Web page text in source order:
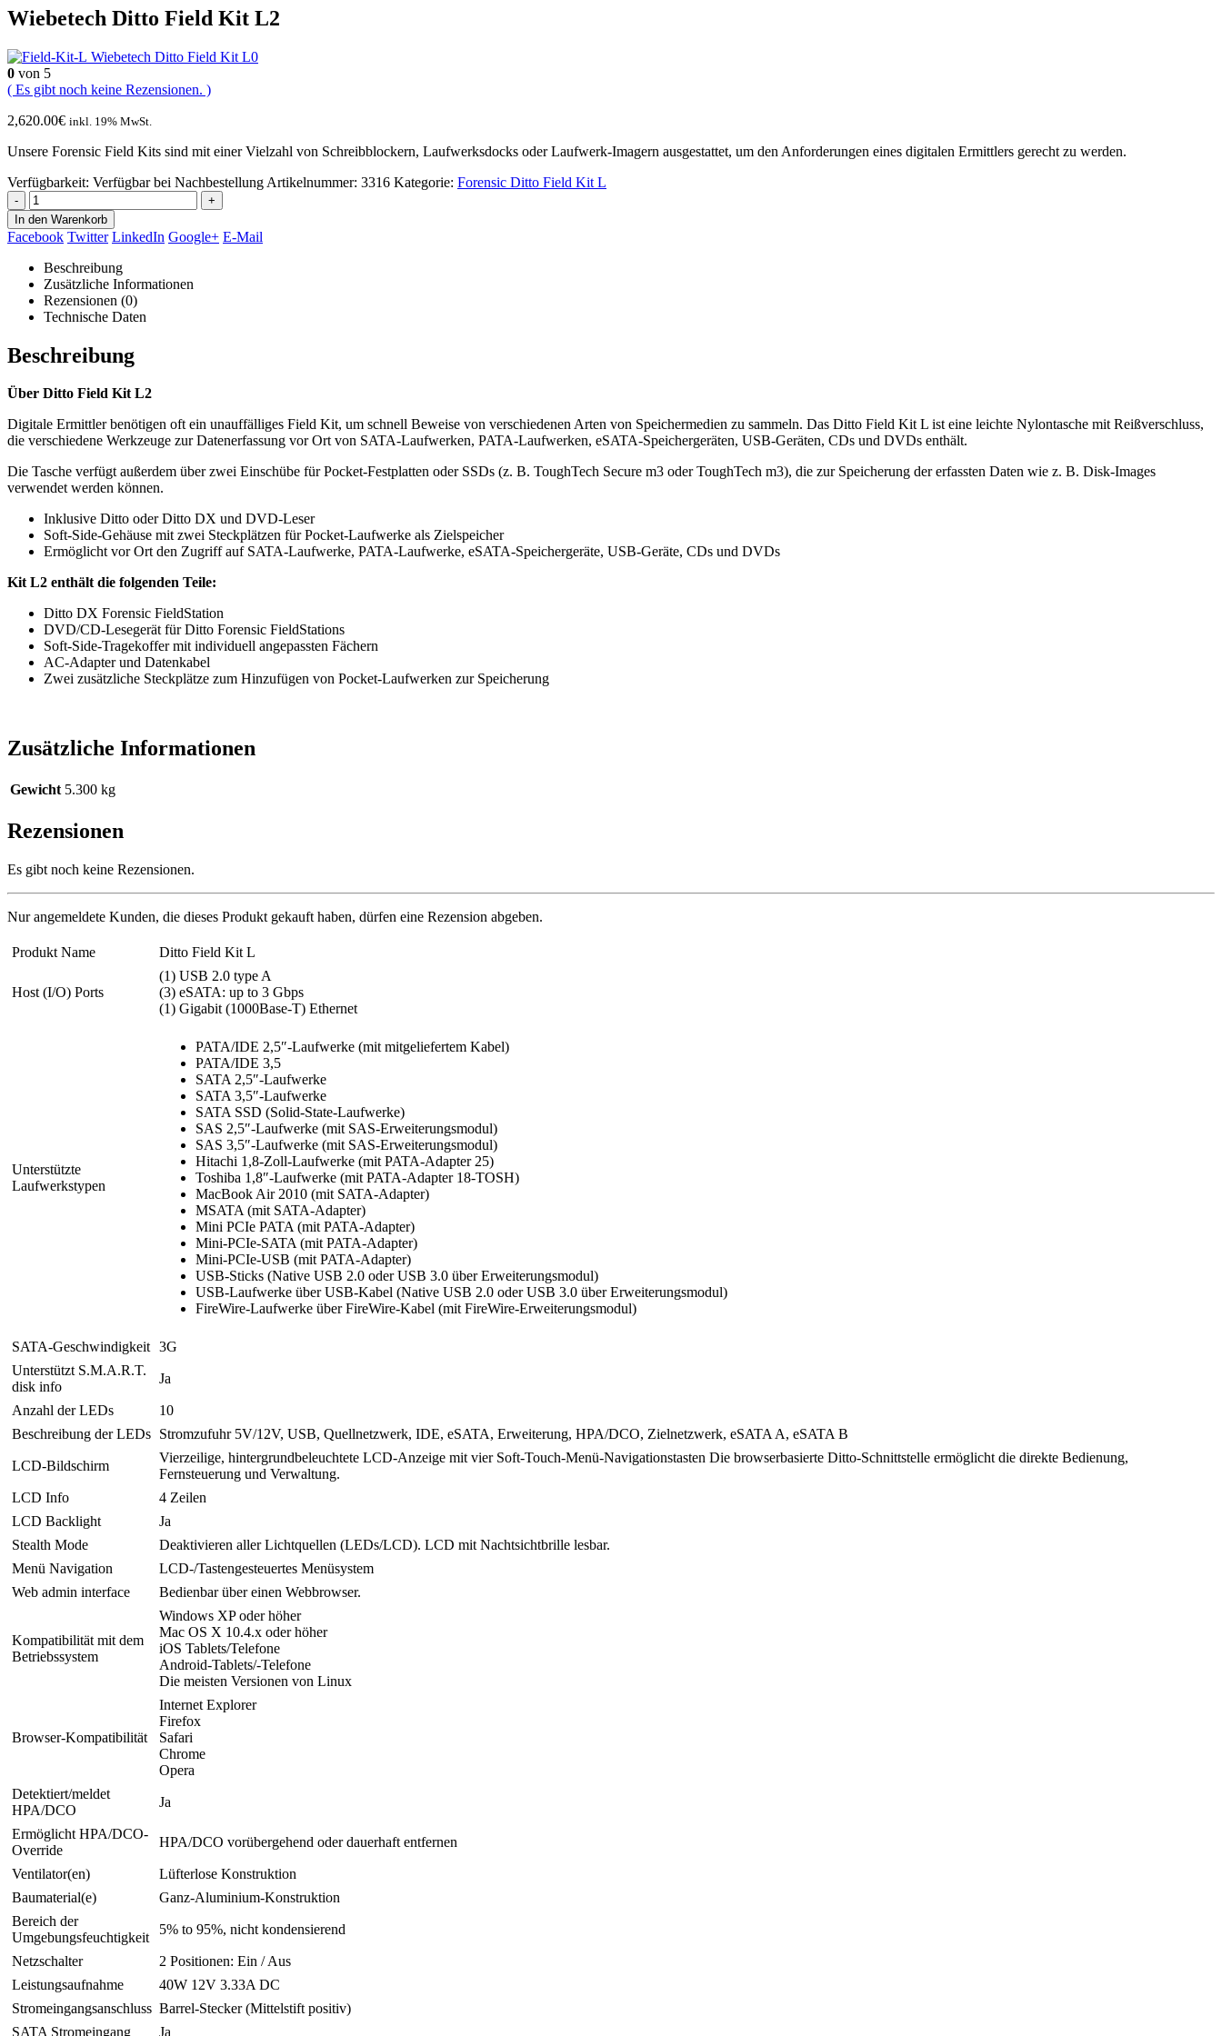
Wiebetech Ditto Field Kit L2
Wiebetech Ditto Field Kit L0
0 von 5
( Es gibt noch keine Rezensionen. )
2,620.00€ inkl. 19% MwSt.
Unsere Forensic Field Kits sind mit einer Vielzahl von Schreibblockern, Laufwerksdocks oder Laufwerk-Imagern ausgestattet, um den Anforderungen eines digitalen Ermittlers gerecht zu werden.
Verfügbarkeit: Verfügbar bei Nachbestellung Artikelnummer: 3316 Kategorie: Forensic Ditto Field Kit L
-
+
In den Warenkorb
Facebook Twitter LinkedIn Google+ E-Mail
Beschreibung
Zusätzliche Informationen
Rezensionen (0)
Technische Daten
Beschreibung
Über Ditto Field Kit L2
Digitale Ermittler benötigen oft ein unauffälliges Field Kit, um schnell Beweise von verschiedenen Arten von Speichermedien zu sammeln. Das Ditto Field Kit L ist eine leichte Nylontasche mit Reißverschluss,
die verschiedene Werkzeuge zur Datenerfassung vor Ort von SATA-Laufwerken, PATA-Laufwerken, eSATA-Speichergeräten, USB-Geräten, CDs und DVDs enthält.
Die Tasche verfügt außerdem über zwei Einschübe für Pocket-Festplatten oder SSDs (z. B. ToughTech Secure m3 oder ToughTech m3), die zur Speicherung der erfassten Daten wie z. B. Disk-Images
verwendet werden können.
Inklusive Ditto oder Ditto DX und DVD-Leser
Soft-Side-Gehäuse mit zwei Steckplätzen für Pocket-Laufwerke als Zielspeicher
Ermöglicht vor Ort den Zugriff auf SATA-Laufwerke, PATA-Laufwerke, eSATA-Speichergeräte, USB-Geräte, CDs und DVDs
Kit L2 enthält die folgenden Teile:
Ditto DX Forensic FieldStation
DVD/CD-Lesegerät für Ditto Forensic FieldStations
Soft-Side-Tragekoffer mit individuell angepassten Fächern
AC-Adapter und Datenkabel
Zwei zusätzliche Steckplätze zum Hinzufügen von Pocket-Laufwerken zur Speicherung
Zusätzliche Informationen
Gewicht 5.300 kg
Rezensionen
Es gibt noch keine Rezensionen.
Nur angemeldete Kunden, die dieses Produkt gekauft haben, dürfen eine Rezension abgeben.
Produkt Name Ditto Field Kit L
Host (I/O) Ports
(1) USB 2.0 type A
(3) eSATA: up to 3 Gbps
(1) Gigabit (1000Base-T) Ethernet
Unterstützte
Laufwerkstypen
PATA/IDE 2,5″-Laufwerke (mit mitgeliefertem Kabel)
PATA/IDE 3,5
SATA 2,5″-Laufwerke
SATA 3,5″-Laufwerke
SATA SSD (Solid-State-Laufwerke)
SAS 2,5″-Laufwerke (mit SAS-Erweiterungsmodul)
SAS 3,5″-Laufwerke (mit SAS-Erweiterungsmodul)
Hitachi 1,8-Zoll-Laufwerke (mit PATA-Adapter 25)
Toshiba 1,8″-Laufwerke (mit PATA-Adapter 18-TOSH)
MacBook Air 2010 (mit SATA-Adapter)
MSATA (mit SATA-Adapter)
Mini PCIe PATA (mit PATA-Adapter)
Mini-PCIe-SATA (mit PATA-Adapter)
Mini-PCIe-USB (mit PATA-Adapter)
USB-Sticks (Native USB 2.0 oder USB 3.0 über Erweiterungsmodul)
USB-Laufwerke über USB-Kabel (Native USB 2.0 oder USB 3.0 über Erweiterungsmodul)
FireWire-Laufwerke über FireWire-Kabel (mit FireWire-Erweiterungsmodul)
SATA-Geschwindigkeit 3G
Unterstützt S.M.A.R.T.
disk info
Ja
Anzahl der LEDs
10
Beschreibung der LEDs Stromzufuhr 5V/12V, USB, Quellnetzwerk, IDE, eSATA, Erweiterung, HPA/DCO, Zielnetzwerk, eSATA A, eSATA B
LCD-Bildschirm
Vierzeilige, hintergrundbeleuchtete LCD-Anzeige mit vier Soft-Touch-Menü-Navigationstasten Die browserbasierte Ditto-Schnittstelle ermöglicht die direkte Bedienung,
Fernsteuerung und Verwaltung.
LCD Info
4 Zeilen
LCD Backlight
Ja
Stealth Mode
Deaktivieren aller Lichtquellen (LEDs/LCD). LCD mit Nachtsichtbrille lesbar.
Menü Navigation
LCD-/Tastengesteuertes Menüsystem
Web admin interface
Bedienbar über einen Webbrowser.
Kompatibilität mit dem
Betriebssystem
Windows XP oder höher
Mac OS X 10.4.x oder höher
iOS Tablets/Telefone
Android-Tablets/-Telefone
Die meisten Versionen von Linux
Browser-Kompatibilität
Internet Explorer
Firefox
Safari
Chrome
Opera
Detektiert/meldet
HPA/DCO
Ja
Ermöglicht HPA/DCO-
Override
HPA/DCO vorübergehend oder dauerhaft entfernen
Ventilator(en)
Lüfterlose Konstruktion
Baumaterial(e)
Ganz-Aluminium-Konstruktion
Bereich der
Umgebungsfeuchtigkeit
5% to 95%, nicht kondensierend
Netzschalter
2 Positionen: Ein / Aus
Leistungsaufnahme
40W 12V 3.33A DC
Stromeingangsanschluss Barrel-Stecker (Mittelstift positiv)
SATA Stromeingang
Ja